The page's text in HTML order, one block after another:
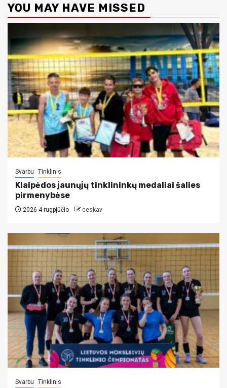
YOU MAY HAVE MISSED
Svarbu Tinklinis
Klaipėdos jaunųjų tinklininkų medaliai šalies
pirmenybėse
2026 4 rugpjūčio ceskav
Svarbu Tinklinis